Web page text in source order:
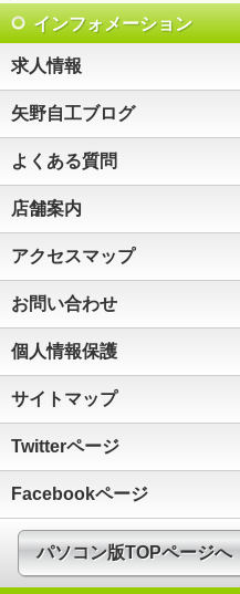
インフォメーション
求人情報
矢野自工ブログ
よくある質問
店舗案内
アクセスマップ
お問い合わせ
個人情報保護
サイトマップ
Twitterページ
Facebookページ
パソコン版TOPページへ